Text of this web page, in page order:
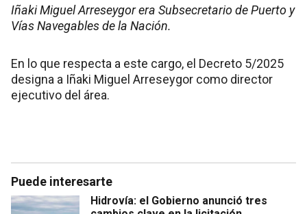
Iñaki Miguel Arreseygor era Subsecretario de Puerto y
Vías Navegables de la Nación.
En lo que respecta a este cargo, el Decreto 5/2025
designa a Iñaki Miguel Arreseygor como director
ejecutivo del área.
Puede interesarte
Hidrovía: el Gobierno anunció tres